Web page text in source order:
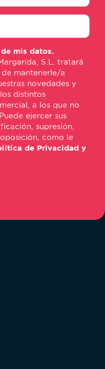
mis datos.
S.L. tratará
mantenerle/a
novedades y
distintos
a los que no
ejercer sus
supresión,
como le
de Privacidad y